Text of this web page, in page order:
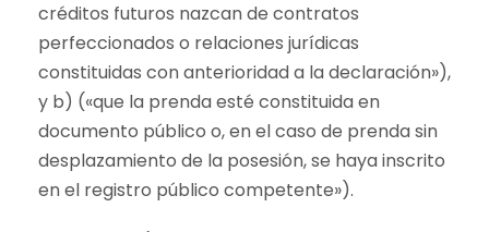
créditos futuros nazcan de contratos
perfeccionados o relaciones jurídicas
constituidas con anterioridad a la declaración»),
y b) («que la prenda esté constituida en
documento público o, en el caso de prenda sin
desplazamiento de la posesión, se haya inscrito
en el registro público competente»).